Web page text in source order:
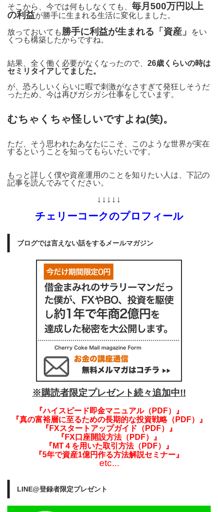
そこから、今では何もしなくても、 毎月500万円以上
の利益が勝手に生まれる生活に変化しました。
放っておいても 勝手に利益が生まれる「資産」
をい
くつも構築したからですね。
結果、全く働く必要がなくなったので、 26歳くらいの時は
セミリタイアしてました。
が、恐ろしいくらいに暇で刺激がなさすぎて発狂しそうだ
ったため、今は再びガシガシ仕事をしています。
むちゃくちゃ怪しいですよね(笑)。
ただ、そう思われたあなたにこそ、このような世界が実在
するということを知ってもらいたいです。
もっと詳しく僕や資産運用のことを知りたい人は、下記の
記事を読んでみてください。
↓↓↓↓↓
チェリーコークのプロフィール
ブログでは言えない話をするメールマガジン
※購読者限定プレゼント続々追加中!!
『ハイスピード即金マニュアル（PDF）』
『真の富裕層に至るための長期的な投資戦略（PDF）』
『FXスタートアップガイド（PDF）』
『FX口座開設方法（PDF）』
『MT４を用いた取引方法（PDF）』
『5年で資産1億円作る方法解説セミナー』
etc...
LINE@登録者限定プレゼント